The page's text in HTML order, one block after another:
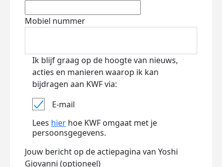
Mobiel nummer
Ik blijf graag op de hoogte van nieuws,
acties en manieren waarop ik kan
bijdragen aan KWF via:
E-mail
Lees hier hoe KWF omgaat met je
persoonsgegevens.
Jouw bericht op de actiepagina van Yoshi
Giovanni (optioneel)